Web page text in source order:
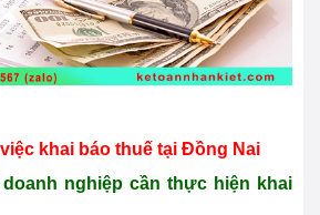
khai báo thuế tại Đồng Nai
nghiệp cần thực hiện khai